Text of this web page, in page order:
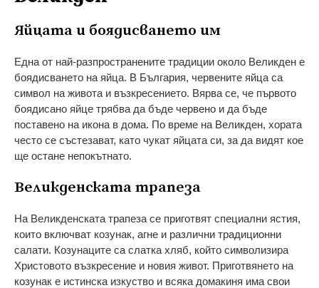
Яйцата и боядисването им
Една от най-разпространените традиции около Великден е
боядисването на яйца. В България, червените яйца са
символ на живота и възкресението. Вярва се, че първото
боядисано яйце трябва да бъде червено и да бъде
поставено на икона в дома. По време на Великден, хората
често се състезават, като чукат яйцата си, за да видят кое
ще остане непокътнато.
Великденската трапеза
На Великденската трапеза се приготвят специални ястия,
които включват козунак, агне и различни традиционни
салати. Козунаците са слатка хляб, който символизира
Христовото възкресение и новия живот. Приготвянето на
козунак е истинска изкуство и всяка домакиня има свои